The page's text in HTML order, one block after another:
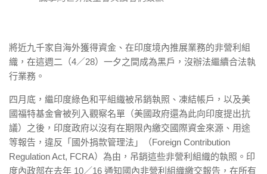
將近九千家自海外獲得資金、在印度境內推展業務的非營利組
織，在這週二（4／28）一夕之間成為黑戶，沒辦法繼續合法執
行業務。
四月底，繼印度綠色和平組織被吊銷執照、凍結帳戶，以及美
國福特基金會被列入觀察名單（美國政府還為此向印度提出抗
議）之後，印度政府以沒有在期限內繳交國際資金來源、用途
等報告，違反「國外捐款管理法」（Foreign Contribution
Regulation Act, FCRA）為由，吊銷這些非營利組織的執照。印
度內政部在去年 10／16 通知國內非營利組織繳交報告，在所有